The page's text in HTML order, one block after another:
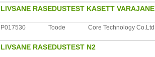
LIVSANE RASEDUSTEST KASETT
P017530 Toode Core Technology Co.Ltd
LIVSANE RASEDUSTEST N2